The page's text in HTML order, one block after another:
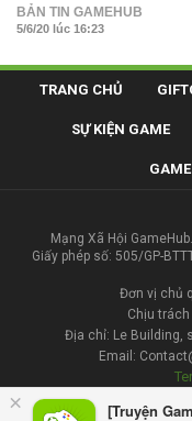
× [Truyện
BẢN TIN GAMEHUB
5/6/20 lúc 16:23
TRANG CHỦ
SỰ KIỆN GAME
Mạng Xã Hội
Giấy phép số: 505/GP-
Đơn vị chủ
Chịu
Địa chỉ: Le Building,
Email: